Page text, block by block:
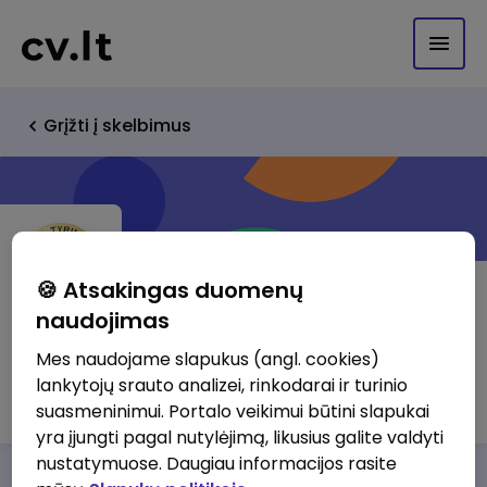
Grįžti į skelbimus
Lietuvos Respublikos specialiųjų
tyrimų tarnyba
🍪 Atsakingas duomenų
naudojimas
Mes naudojame slapukus (angl. cookies)
lankytojų srauto analizei, rinkodarai ir turinio
suasmeninimui. Portalo veikimui būtini slapukai
yra įjungti pagal nutylėjimą, likusius galite valdyti
nustatymuose. Daugiau informacijos rasite